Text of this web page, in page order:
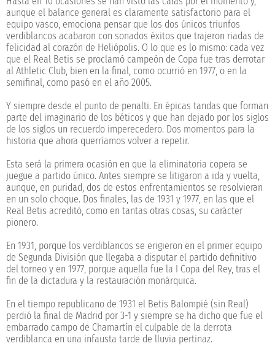
aunque el balance general es claramente satisfactorio para el
equipo vasco, emociona pensar que los dos únicos triunfos
verdiblancos acabaron con sonados éxitos que trajeron riadas de
felicidad al corazón de Heliópolis. O lo que es lo mismo: cada vez
que el Real Betis se proclamó campeón de Copa fue tras derrotar
al Athletic Club, bien en la final, como ocurrió en 1977, o en la
semifinal, como pasó en el año 2005.
Y siempre desde el punto de penalti. En épicas tandas que forman
parte del imaginario de los béticos y que han dejado por los siglos
de los siglos un recuerdo imperecedero. Dos momentos para la
historia que ahora querríamos volver a repetir.
Esta será la primera ocasión en que la eliminatoria copera se
juegue a partido único. Antes siempre se litigaron a ida y vuelta,
aunque, en puridad, dos de estos enfrentamientos se resolvieran
en un solo choque. Dos finales, las de 1931 y 1977, en las que el
Real Betis acreditó, como en tantas otras cosas, su carácter
pionero.
En 1931, porque los verdiblancos se erigieron en el primer equipo
de Segunda División que llegaba a disputar el partido definitivo
del torneo y en 1977, porque aquella fue la I Copa del Rey, tras el
fin de la dictadura y la restauración monárquica.
En el tiempo republicano de 1931 el Betis Balompié (sin Real)
perdió la final de Madrid por 3-1 y siempre se ha dicho que fue el
embarrado campo de Chamartín el culpable de la derrota
verdiblanca en una infausta tarde de lluvia pertinaz.